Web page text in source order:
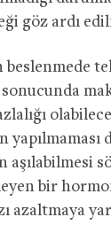
göz ardı
beslenmede
aşılabilmesi
bir
azaltmaya